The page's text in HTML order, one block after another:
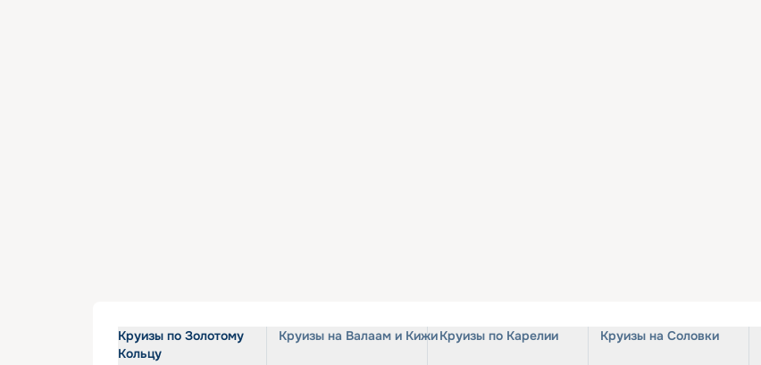
Круизы по Золотому
Кольцу
Круизы на Валаам и КижиКруизы по Карелии Круизы на Соловки